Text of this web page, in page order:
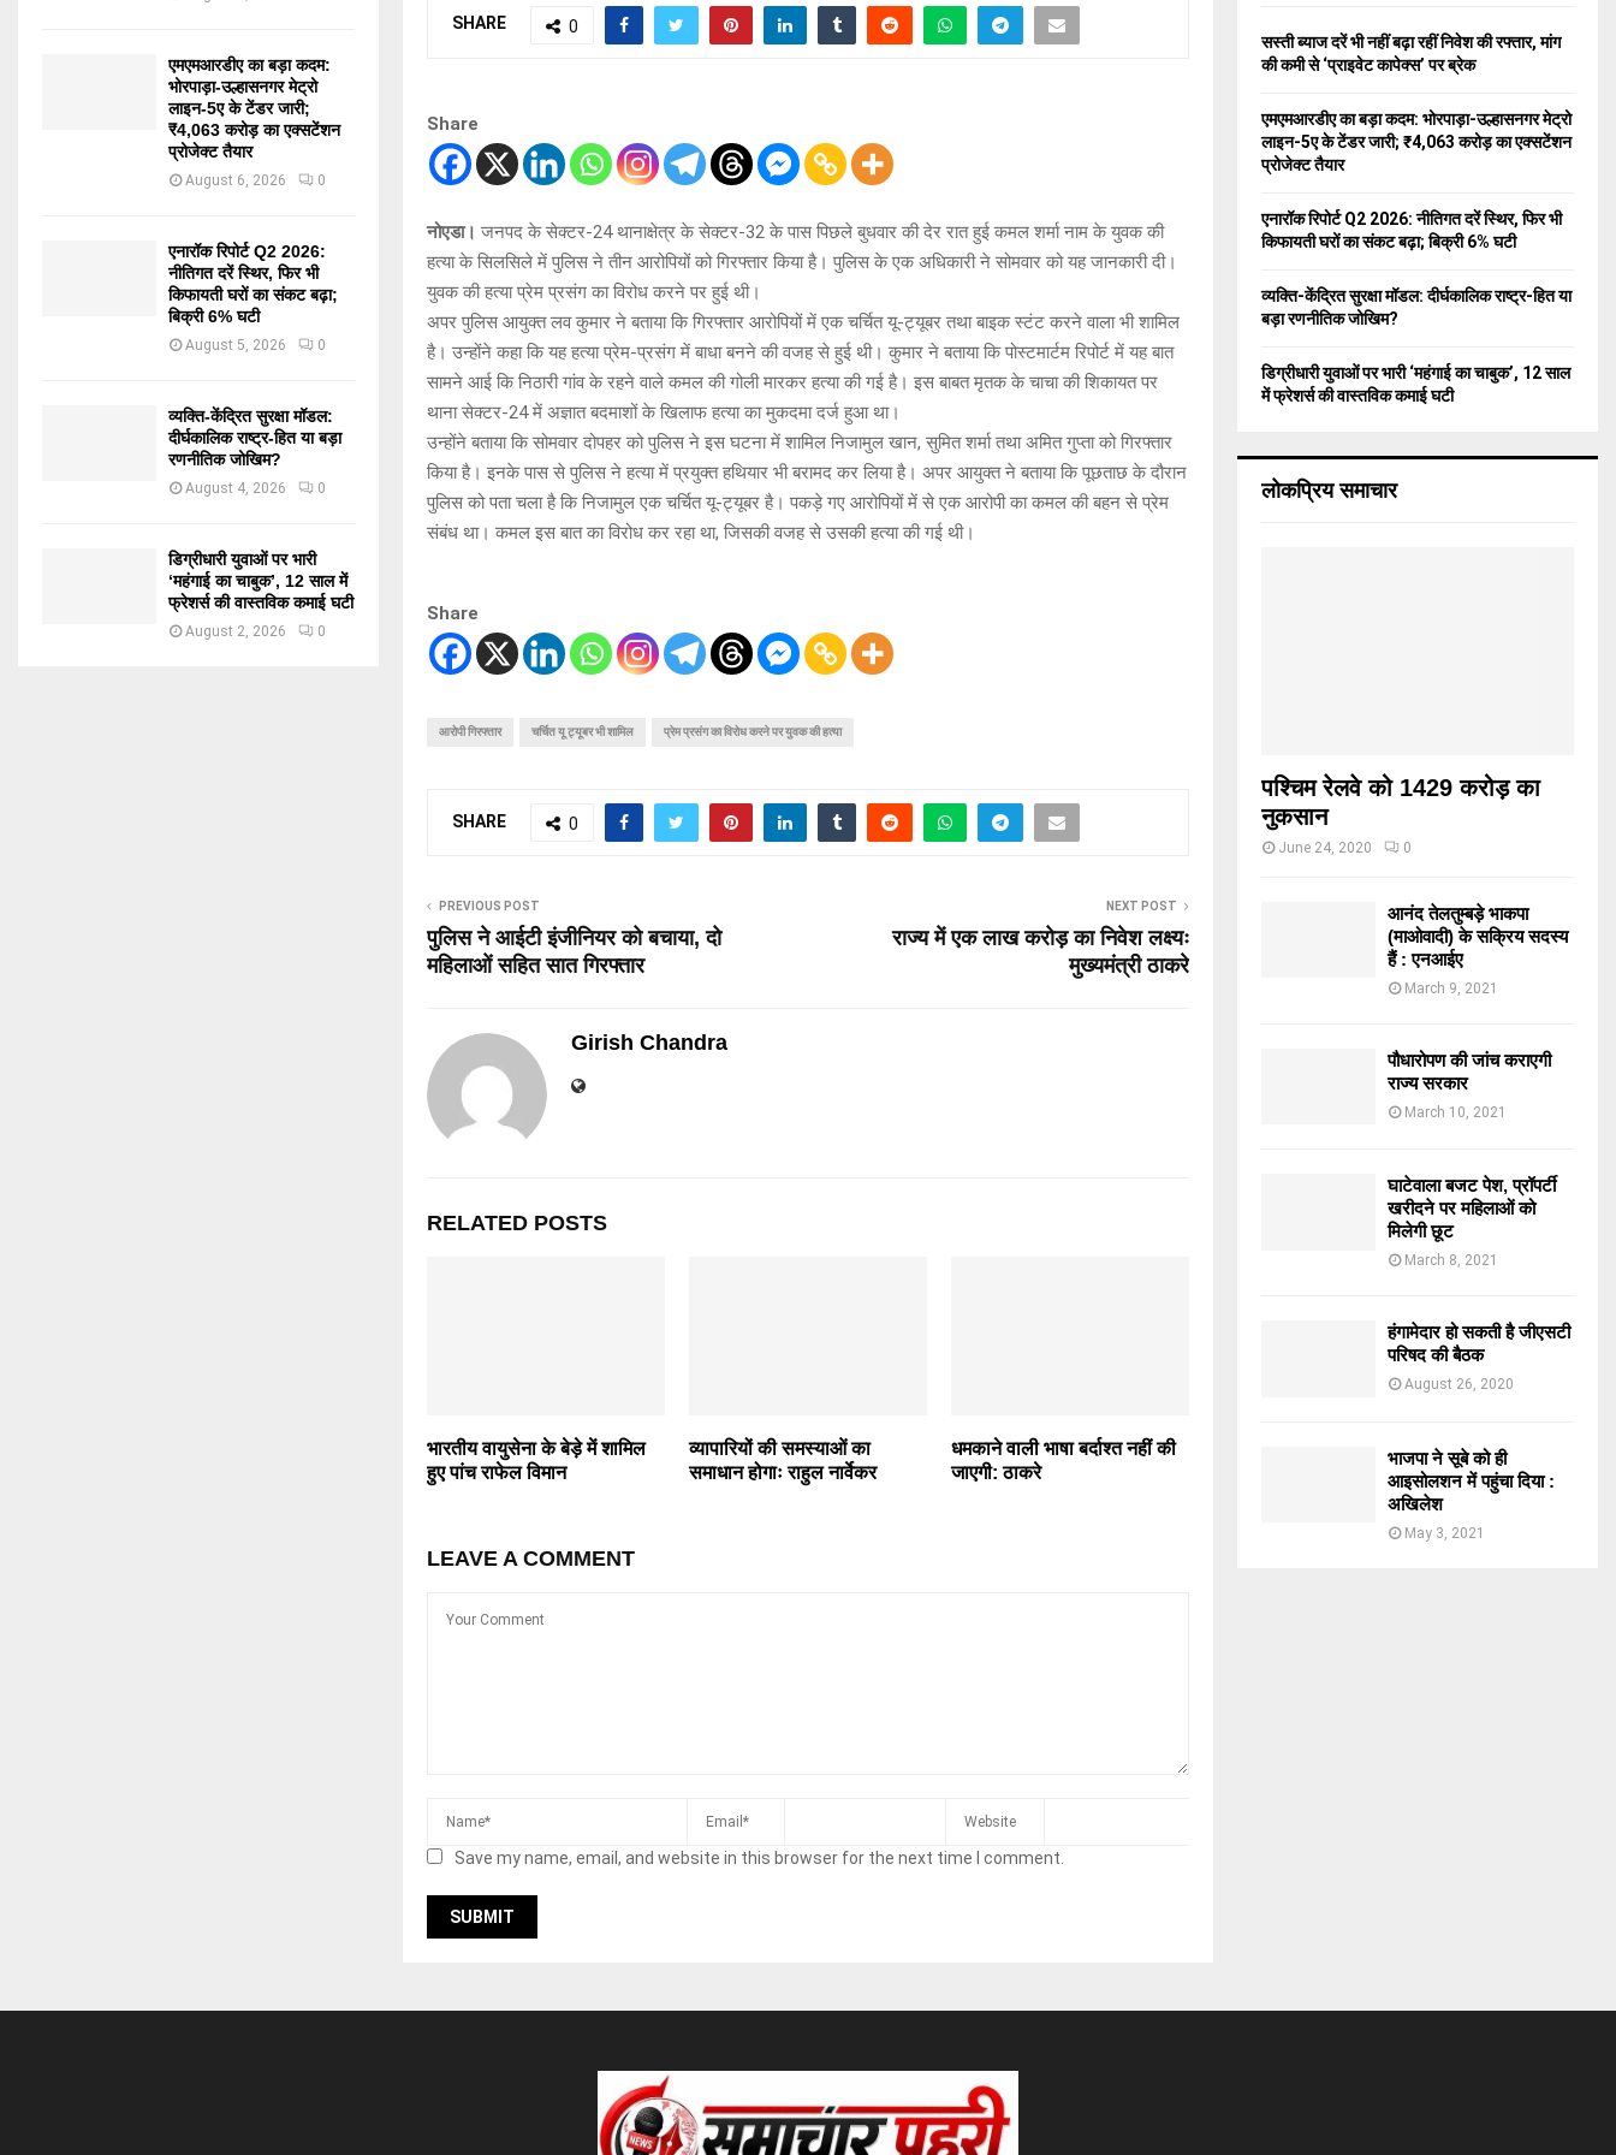
SHARE 0
Share
नोएडा। जनपद के सेक्टर-24 थानाक्षेत्र के सेक्टर-32 के पास पिछले बुधवार की देर रात हुई कमल शर्मा नाम के युवक की
हत्या के सिलसिले में पुलिस ने तीन आरोपियों को गिरफ्तार किया है। पुलिस के एक अधिकारी ने सोमवार को यह जानकारी दी।
युवक की हत्या प्रेम प्रसंग का विरोध करने पर हुई थी।
अपर पुलिस आयुक्त लव कुमार ने बताया कि गिरफ्तार आरोपियों में एक चर्चित यू-ट्यूबर तथा बाइक स्टंट करने वाला भी शामिल
है। उन्होंने कहा कि यह हत्या प्रेम-प्रसंग में बाधा बनने की वजह से हुई थी। कुमार ने बताया कि पोस्टमार्टम रिपोर्ट में यह बात
सामने आई कि निठारी गांव के रहने वाले कमल की गोली मारकर हत्या की गई है। इस बाबत मृतक के चाचा की शिकायत पर
थाना सेक्टर-24 में अज्ञात बदमाशों के खिलाफ हत्या का मुकदमा दर्ज हुआ था।
उन्होंने बताया कि सोमवार दोपहर को पुलिस ने इस घटना में शामिल निजामुल खान, सुमित शर्मा तथा अमित गुप्ता को गिरफ्तार
किया है। इनके पास से पुलिस ने हत्या में प्रयुक्त हथियार भी बरामद कर लिया है। अपर आयुक्त ने बताया कि पूछताछ के दौरान
पुलिस को पता चला है कि निजामुल एक चर्चित यू-ट्यूबर है। पकड़े गए आरोपियों में से एक आरोपी का कमल की बहन से प्रेम
संबंध था। कमल इस बात का विरोध कर रहा था, जिसकी वजह से उसकी हत्या की गई थी।
Share
आरोपी गिरफ्तार चर्चित यू ट्यूबर भी शामिल प्रेम प्रसंग का विरोध करने पर युवक की हत्या
SHARE 0
PREVIOUS POST
पुलिस ने आईटी इंजीनियर को बचाया, दो
महिलाओं सहित सात गिरफ्तार
NEXT POST
राज्य में एक लाख करोड़ का निवेश लक्ष्यः
मुख्यमंत्री ठाकरे
Girish Chandra
RELATED POSTS
भारतीय वायुसेना के बेड़े में शामिल
हुए पांच राफेल विमान
व्यापारियों की समस्याओं का
समाधान होगाः राहुल नार्वेकर
धमकाने वाली भाषा बर्दाश्त नहीं की
जाएगी: ठाकरे
LEAVE A COMMENT
Save my name, email, and website in this browser for the next time I comment.
एमएमआरडीए का बड़ा कदम:
भोरपाड़ा-उल्हासनगर मेट्रो
लाइन-5ए के टेंडर जारी;
₹4,063 करोड़ का एक्सटेंशन
प्रोजेक्ट तैयार
August 6, 2026 0
एनारॉक रिपोर्ट Q2 2026:
नीतिगत दरें स्थिर, फिर भी
किफायती घरों का संकट बढ़ा;
बिक्री 6% घटी
August 5, 2026 0
व्यक्ति-केंद्रित सुरक्षा मॉडल:
दीर्घकालिक राष्ट्र-हित या बड़ा
रणनीतिक जोखिम?
August 4, 2026 0
डिग्रीधारी युवाओं पर भारी
‘महंगाई का चाबुक’, 12 साल में
फ्रेशर्स की वास्तविक कमाई घटी
August 2, 2026 0
o
r
C
सस्ती ब्याज दरें भी नहीं बढ़ा रहीं निवेश की रफ्तार, मांग
की कमी से ‘प्राइवेट कापेक्स’ पर ब्रेक
एमएमआरडीए का बड़ा कदम: भोरपाड़ा-उल्हासनगर मेट्रो
लाइन-5ए के टेंडर जारी; ₹4,063 करोड़ का एक्सटेंशन
प्रोजेक्ट तैयार
एनारॉक रिपोर्ट Q2 2026: नीतिगत दरें स्थिर, फिर भी
किफायती घरों का संकट बढ़ा; बिक्री 6% घटी
व्यक्ति-केंद्रित सुरक्षा मॉडल: दीर्घकालिक राष्ट्र-हित या
बड़ा रणनीतिक जोखिम?
डिग्रीधारी युवाओं पर भारी ‘महंगाई का चाबुक’, 12 साल
में फ्रेशर्स की वास्तविक कमाई घटी
लोकप्रिय समाचार
पश्चिम रेलवे को 1429 करोड़ का
नुकसान
June 24, 2020 0
आनंद तेलतुम्बड़े भाकपा
(माओवादी) के सक्रिय सदस्य
हैं : एनआईए
March 9, 2021
पौधारोपण की जांच कराएगी
राज्य सरकार
March 10, 2021
घाटेवाला बजट पेश, प्रॉपर्टी
खरीदने पर महिलाओं को
मिलेगी छूट
March 8, 2021
हंगामेदार हो सकती है जीएसटी
परिषद की बैठक
August 26, 2020
भाजपा ने सूबे को ही
आइसोलशन में पहुंचा दिया :
अखिलेश
May 3, 2021